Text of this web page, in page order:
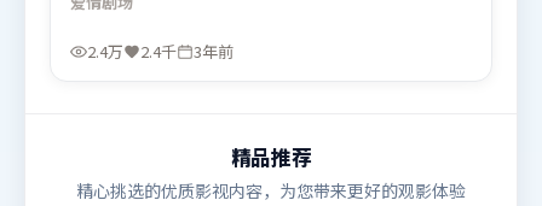
出强烈地域气质，增强沉浸感。由让-皮埃尔·热内执
导，刘德华、托尼·贾、迪皮卡·帕度柯妮，刘亦
2.4万 2.4千 3年前
精品推荐
精心挑选的优质影视内容，为您带来更好的观影体验